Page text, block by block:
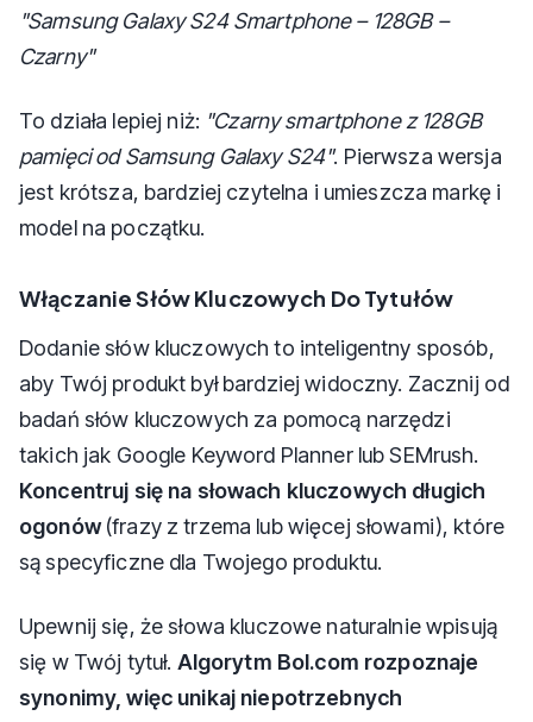
"Samsung Galaxy S24 Smartphone – 128GB –
Czarny"
To działa lepiej niż: "Czarny smartphone z 128GB
pamięci od Samsung Galaxy S24". Pierwsza wersja
jest krótsza, bardziej czytelna i umieszcza markę i
model na początku.
Włączanie Słów Kluczowych Do Tytułów
Dodanie słów kluczowych to inteligentny sposób,
aby Twój produkt był bardziej widoczny. Zacznij od
badań słów kluczowych za pomocą narzędzi
takich jak Google Keyword Planner lub SEMrush.
Koncentruj się na słowach kluczowych długich
ogonów(frazy z trzema lub więcej słowami), które
są specyficzne dla Twojego produktu.
Upewnij się, że słowa kluczowe naturalnie wpisują
się w Twój tytuł. Algorytm Bol.com rozpoznaje
synonimy, więc unikaj niepotrzebnych